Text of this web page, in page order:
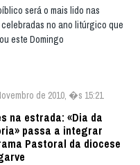
será o mais lido nas
celebradas no ano litúrgico que
este Domingo
de 2010, �s 15:21
na estrada: «Dia da
passa a integrar
Pastoral da diocese